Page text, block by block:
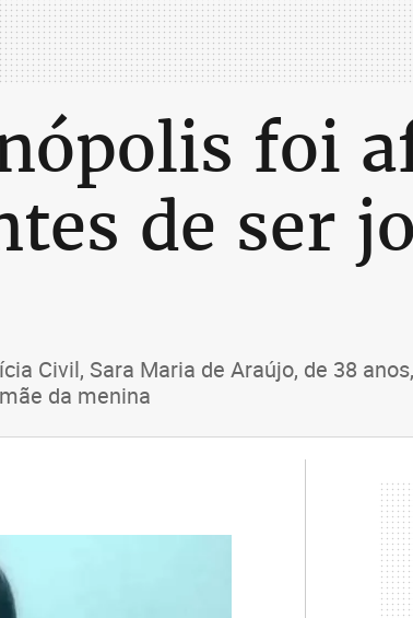
foi
de ser
Civil, Sara Maria de Araújo, de 38
da menina